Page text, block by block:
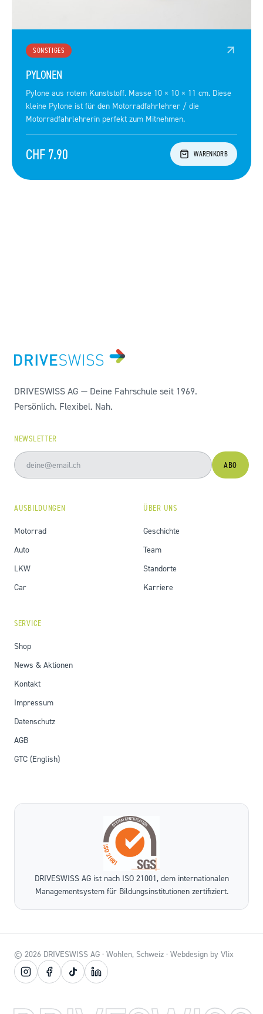
SONSTIGES
PYLONEN
Pylone aus rotem Kunststoff. Masse 10 × 10 × 11 cm. Diese
kleine Pylone ist für den Motorradfahrlehrer / die
Motorradfahrlehrerin perfekt zum Mitnehmen.
CHF 7.90 WARENKORB
DRIVESWISS AG — Deine Fahrschule seit 1969.
Persönlich. Flexibel. Nah.
NEWSLETTER
ABO
AUSBILDUNGEN
Motorrad
Auto
LKW
Car
ÜBER UNS
Geschichte
Team
Standorte
Karriere
SERVICE
Shop
News & Aktionen
Kontakt
Impressum
Datenschutz
AGB
GTC (English)
DRIVESWISS AG ist nach ISO 21001, dem internationalen
Managementsystem für Bildungsinstitutionen zertifiziert.
© 2026 DRIVESWISS AG · Wohlen, Schweiz · Webdesign by Vlix